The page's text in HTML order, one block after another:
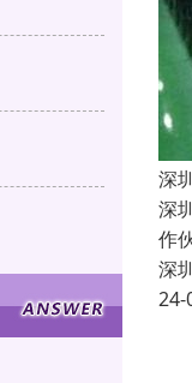
深
深
作
深
24-